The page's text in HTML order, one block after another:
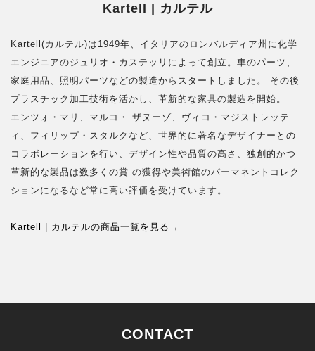
Kartell | カルテル
Kartell(カルテル)は1949年、イタリアのロンバルディア州に化学
エンジニアのジュリオ・カステッリによって創立。車のパーツ、
家庭用品、照明パーツなどの製造からスタートしました。 その後
プラスチック加工技術を活かし、革新的な家具の製造を開始。
エンツォ・マリ、マルコ・ ザヌーゾ、ヴィコ・マジストレッテ
ィ、フィリップ・スタルクなど、世界的に著名なデザイナーとの
コラボレーションを行い、デザイン性や品質の高さ、独創的かつ
革新的な製品は数多くの賞 の獲得や美術館のパーマネントコレク
ションになるなど常に高い評価を受けています。
Kartell | カルテルの商品一覧を見る→
CONTACT